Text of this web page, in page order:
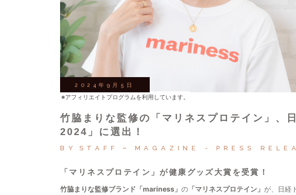
2024年9月5日
竹脇まりな監修の「マリネスプロテイン」、
2024」に選出！
BY STAFF MAGAZINE PRESS
「マリネスプロテイン」が健康グッズ大賞を受賞！
竹脇まりな監修ブランド「mariness」 の 「マリネスプロテイン」 が、日経
※アフィリエイトプログラムを利用しています。